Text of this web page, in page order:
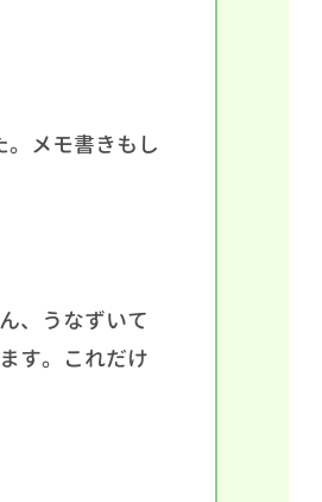
メモ書きもし
、うなずいて
す。これだけ